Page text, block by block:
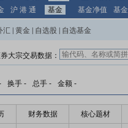
沪 港 通 基金 基金净值 基
汇 黄金 自选股 自选基金
大宗交易数据：
换手 - 总手 - 金额 -
财务数据 核心题材